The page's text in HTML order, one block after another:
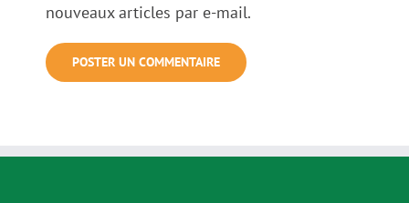
nouveaux articles par e-mail.